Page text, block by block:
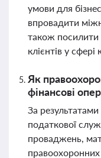
умови для
впровадити
також посилити
клієнтів у сфері
Як
фінансові
За
податкової
проваджень,
правоохоронних